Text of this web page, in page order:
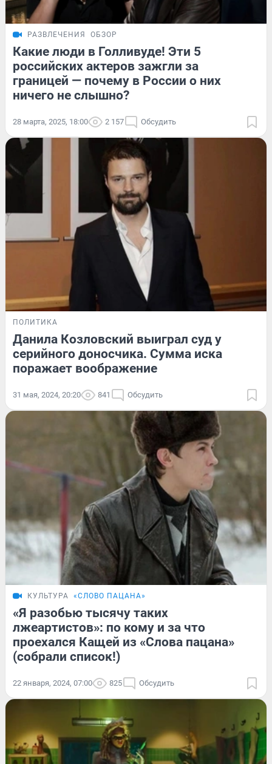
РАЗВЛЕЧЕНИЯ ОБЗОР
Какие люди в Голливуде! Эти 5
российских актеров зажгли за
границей — почему в России о них
ничего не слышно?
28 марта, 2025, 18:00 2 157 Обсудить
ПОЛИТИКА
Данила Козловский выиграл суд у
серийного доносчика. Сумма иска
поражает воображение
31 мая, 2024, 20:20 841 Обсудить
КУЛЬТУРА «СЛОВО ПАЦАНА»
«Я разобью тысячу таких
лжеартистов»: по кому и за что
проехался Кащей из «Слова пацана»
(собрали список!)
22 января, 2024, 07:00 825 Обсудить